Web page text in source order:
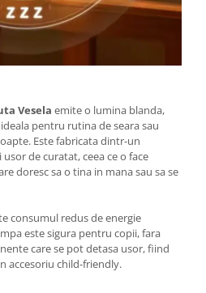
Vesela emite o lumina blanda,
pentru rutina de seara sau
Este fabricata dintr-un
de curatat, ceea ce o face
doresc sa o tina in mana sau sa se
consumul redus de energie
este sigura pentru copii, fara
care se pot detasa usor, fiind
accesoriu child-friendly.